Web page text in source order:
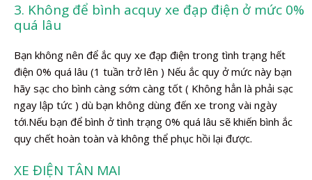
3. Không để bình acquy xe đạp điện ở mức 0%
quá lâu
Bạn không nên để ắc quy xe đạp điện trong tình trạng hết
điện 0% quá lâu (1 tuần trở lên ) Nếu ắc quy ở mức này bạn
hãy sạc cho bình càng sớm càng tốt ( Không hẳn là phải sạc
ngay lập tức ) dù bạn không dùng đến xe trong vài ngày
tới.Nếu bạn để bình ở tình trạng 0% quá lâu sẽ khiến bình ắc
quy chết hoàn toàn và không thể phục hồi lại được.
XE ĐIỆN TÂN MAI